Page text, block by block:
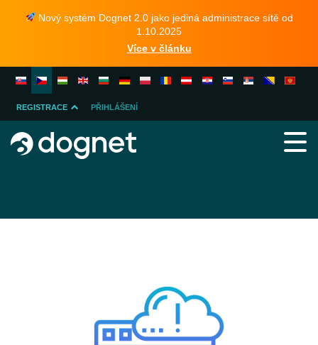
Nový systém Dognet 2.0 jako jediná administrace sítě od
1.10.2025
Více v článku
REGISTRACE
INZERENTA
PŘIHLÁŠENÍ